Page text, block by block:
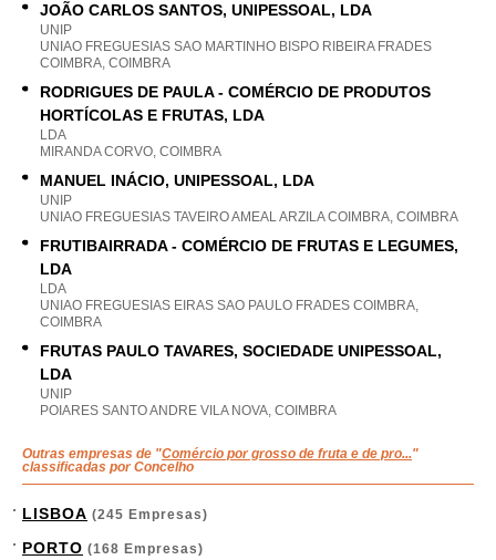
JOÃO CARLOS SANTOS, UNIPESSOAL, LDA
UNIP
UNIAO FREGUESIAS SAO MARTINHO BISPO RIBEIRA FRADES
COIMBRA, COIMBRA
RODRIGUES DE PAULA - COMÉRCIO DE PRODUTOS
HORTÍCOLAS E FRUTAS, LDA
LDA
MIRANDA CORVO, COIMBRA
MANUEL INÁCIO, UNIPESSOAL, LDA
UNIP
UNIAO FREGUESIAS TAVEIRO AMEAL ARZILA COIMBRA, COIMBRA
FRUTIBAIRRADA - COMÉRCIO DE FRUTAS E LEGUMES,
LDA
LDA
UNIAO FREGUESIAS EIRAS SAO PAULO FRADES COIMBRA,
COIMBRA
FRUTAS PAULO TAVARES, SOCIEDADE UNIPESSOAL,
LDA
UNIP
POIARES SANTO ANDRE VILA NOVA, COIMBRA
Outras empresas de "Comércio por grosso de fruta e de pro..."
classificadas por Concelho
LISBOA (245 Empresas)
PORTO (168 Empresas)